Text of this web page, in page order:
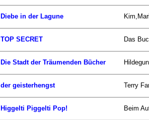
Diebe in der Lagune
TOP SECRET Das
Die Stadt der Träumenden Bücher
der geisterhengst Terry
Higgelti Piggelti Pop! Beim